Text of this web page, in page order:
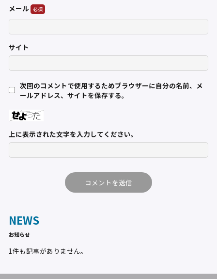
メール
サイト
次回のコメントで使用するためブラウザーに自分の名前、メ
ールアドレス、サイトを保存する。
上に表示された文字を入力してください。
NEWS
お知らせ
1件も記事がありません。